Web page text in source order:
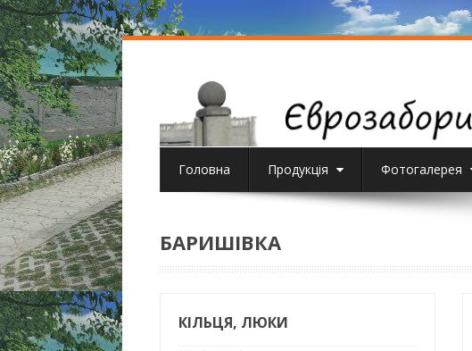
Головна Продукція Фотогалерея
БАРИШІВКА
КІЛЬЦЯ, ЛЮКИ